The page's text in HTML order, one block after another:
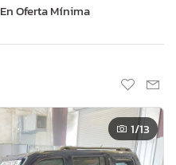
En Oferta Mínima
1/13